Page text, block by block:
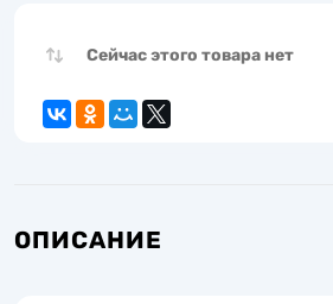
Сейчас этого товара нет
ОПИСАНИЕ